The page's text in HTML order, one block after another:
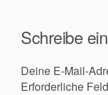
Schreibe
Deine E-Mail-
Erforderliche